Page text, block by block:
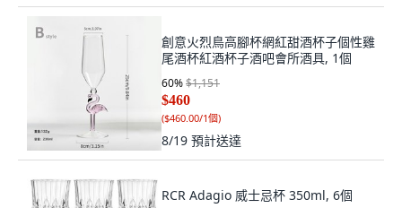
創意火烈鳥高腳杯網紅甜酒杯子個性雞
尾酒杯紅酒杯子酒吧會所酒具, 1個
60%$1,151
$460
($460.00/1個)
8/19 預計送達
RCR Adagio 威士忌杯 350ml, 6個